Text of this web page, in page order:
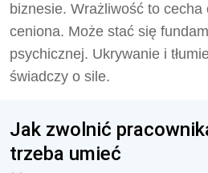
biznesie. Wrażliwość to cecha
ceniona. Może stać się
psychicznej. Ukrywanie i
świadczy o sile.
Jak zwolnić
trzeba umieć